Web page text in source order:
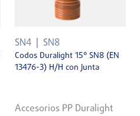
SN4 SN8
Codos Duralight 15° SN8 (EN
13476-3) H/H con Junta
Accesorios PP Duralight